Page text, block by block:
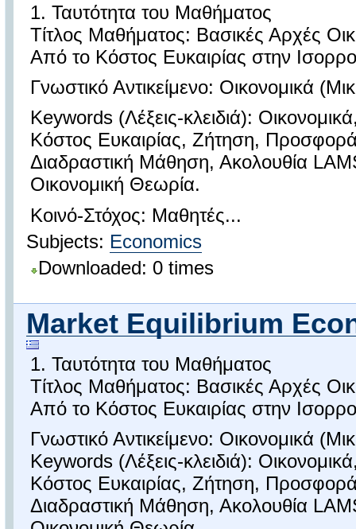
1. Ταυτότητα του Μαθήματος
Τίτλος Μαθήματος: Βασικές Αρχές
Από το Κόστος Ευκαιρίας στην
Γνωστικό Αντικείμενο: Οικονομικά
Keywords (Λέξεις-κλειδιά):
Κόστος Ευκαιρίας, Ζήτηση,
Διαδραστική Μάθηση, Ακολουθία
Οικονομική Θεωρία.
Κοινό-Στόχος: Μαθητές...
Subjects: Economics
Downloaded: 0 times
Market Equilibrium
1. Ταυτότητα του Μαθήματος
Τίτλος Μαθήματος: Βασικές Αρχές
Από το Κόστος Ευκαιρίας στην
Γνωστικό Αντικείμενο: Οικονομικά
Keywords (Λέξεις-κλειδιά):
Κόστος Ευκαιρίας, Ζήτηση,
Διαδραστική Μάθηση, Ακολουθία